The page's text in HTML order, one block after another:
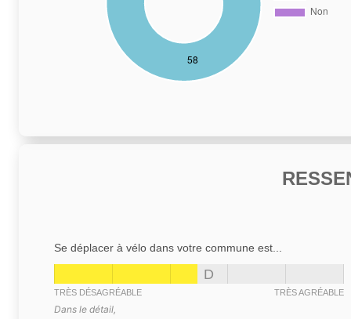
Se déplacer à vélo dans votre commune est...
D
TRÈS DÉSAGRÉABLE TRÈS AGRÉABLE
Dans le détail,